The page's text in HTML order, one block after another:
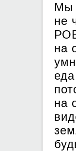
Мы
не
на
на